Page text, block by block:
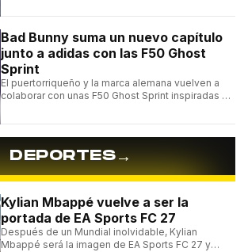
Bad Bunny suma un nuevo capítulo
junto a adidas con las F50 Ghost
Sprint
El puertorriqueño y la marca alemana vuelven a
colaborar con unas F50 Ghost Sprint inspiradas en
DEPORTES→
Kylian Mbappé vuelve a ser la
portada de EA Sports FC 27
Después de un Mundial inolvidable, Kylian
Mbappé será la imagen de EA Sports FC 27 y